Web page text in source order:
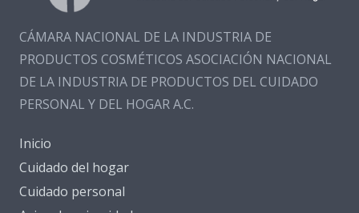
CÁMARA NACIONAL DE LA INDUSTRIA DE
PRODUCTOS COSMÉTICOS ASOCIACIÓN NACIONAL
DE LA INDUSTRIA DE PRODUCTOS DEL CUIDADO
PERSONAL Y DEL HOGAR A.C.
Inicio
Cuidado del hogar
Cuidado personal